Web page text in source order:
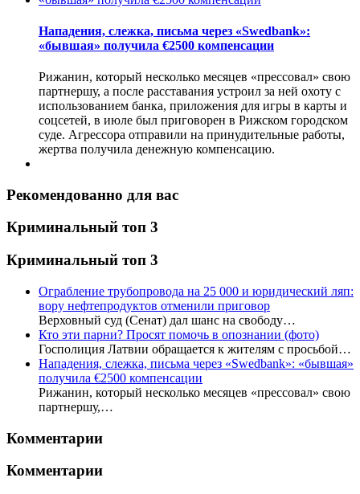
Нападения, слежка, письма через «Swedbank»:
«бывшая» получила €2500 компенсации
Рижанин, который несколько месяцев «прессовал» свою
партнершу, а после расставания устроил за ней охоту с
использованием банка, приложения для игры в карты и
соцсетей, в июле был приговорен в Рижском городском
суде. Агрессора отправили на принудительные работы,
жертва получила денежную компенсацию.
Рекомендованно для вас
Криминальный топ 3
Криминальный топ 3
Ограбление трубопровода на 25 000 и юридический ляп:
вору нефтепродуктов отменили приговор
Верховный суд (Сенат) дал шанс на свободу…
Кто эти парни? Просят помочь в опознании (фото)
Госполиция Латвии обращается к жителям с просьбой…
Нападения, слежка, письма через «Swedbank»: «бывшая»
получила €2500 компенсации
Рижанин, который несколько месяцев «прессовал» свою
партнершу,…
Комментарии
Комментарии